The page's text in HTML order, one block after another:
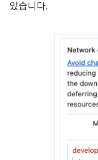
있습니다.